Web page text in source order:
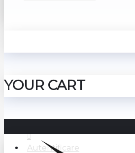
YOUR CART
Autentificare